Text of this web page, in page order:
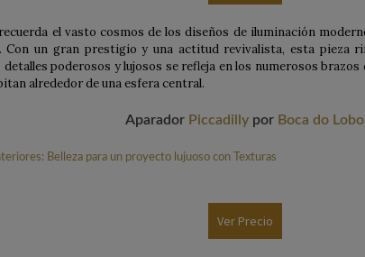
el vasto cosmos de los diseños de iluminación
Con un gran prestigio y una actitud revivalista, esta pieza
poderosos y lujosos se refleja en los numerosos
alrededor de una esfera central.
Aparador Piccadilly por Boca do Lobo
Ver Precio